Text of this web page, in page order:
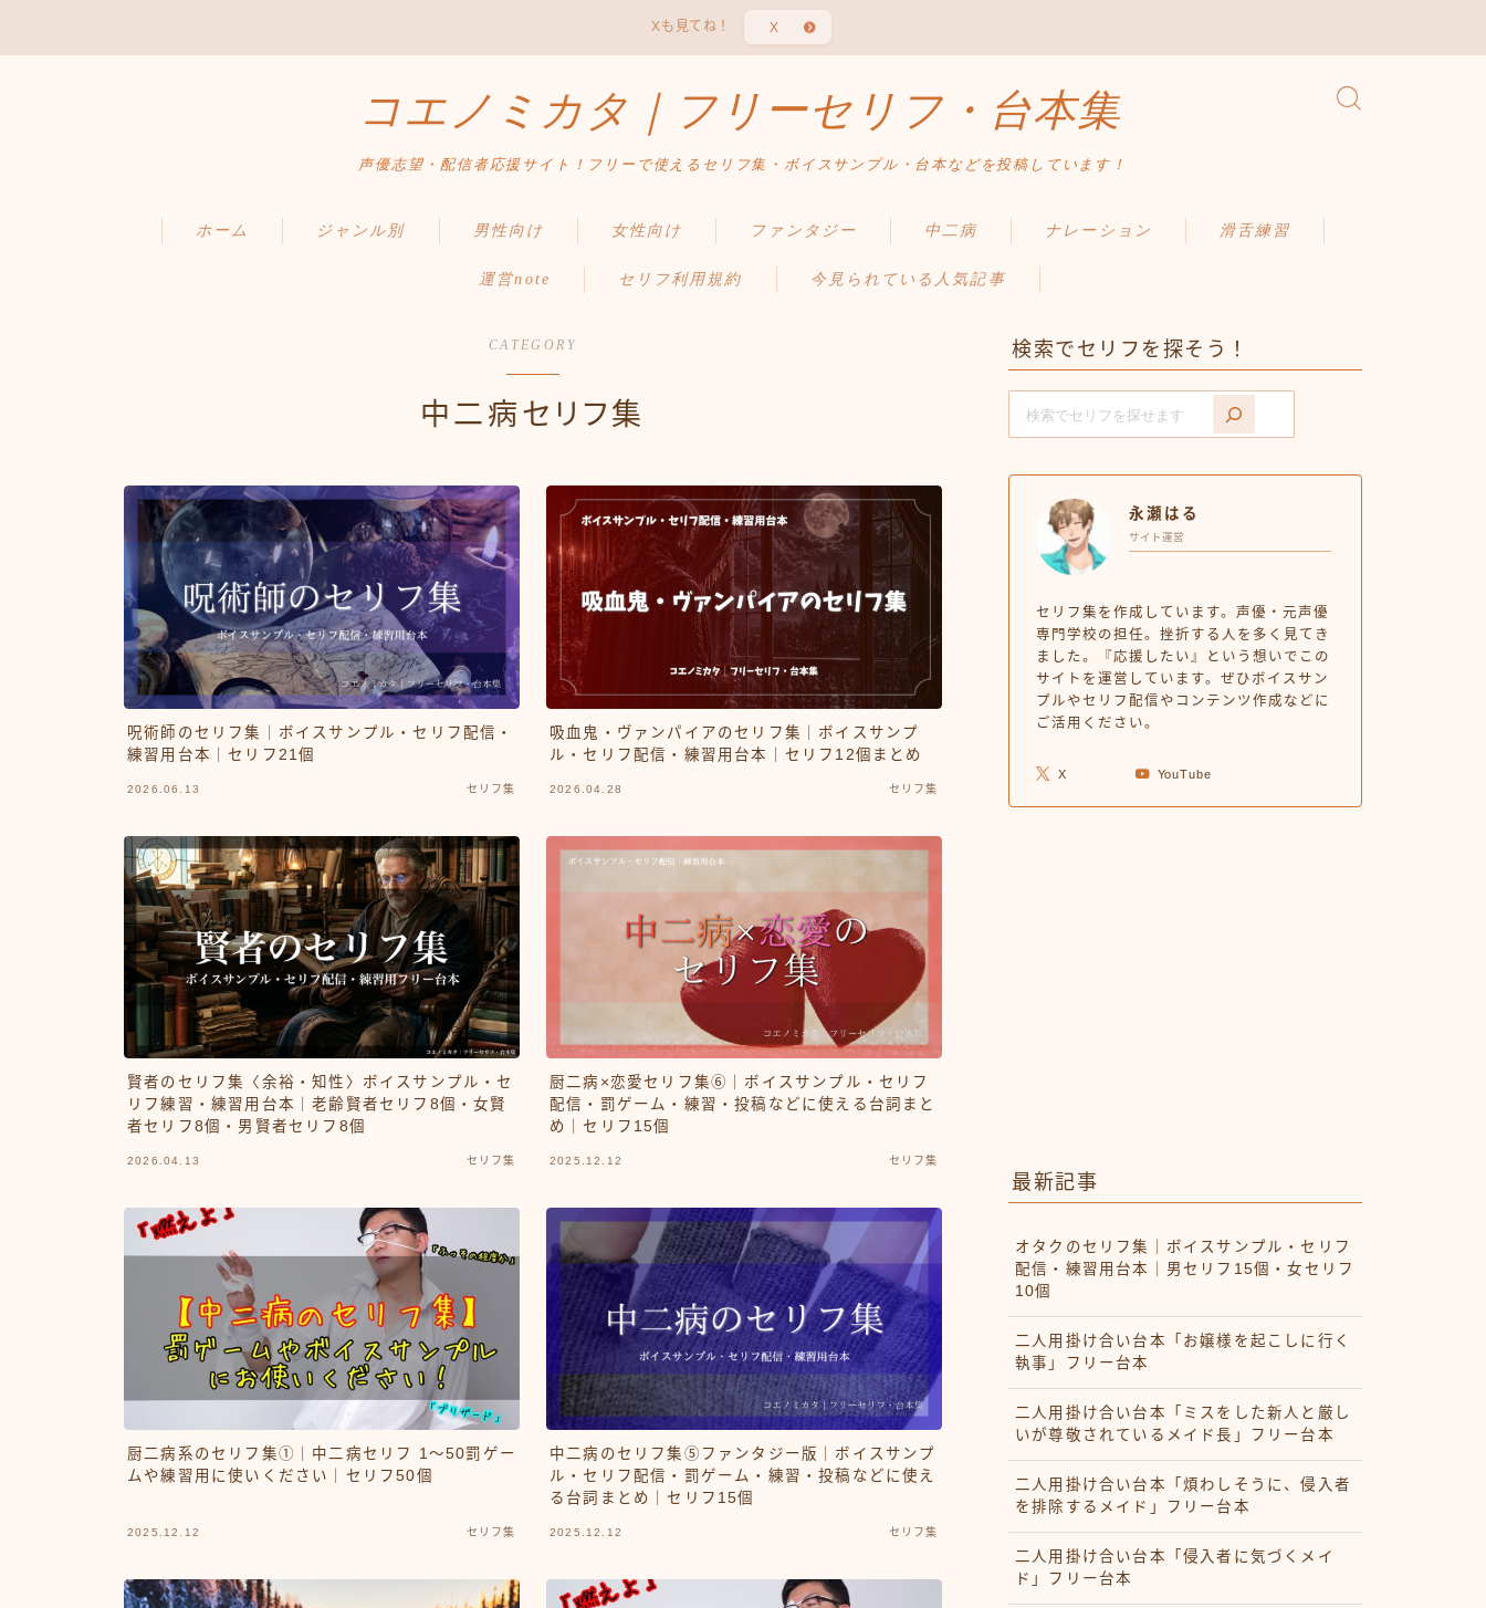
Xも見てね！ X
コエノミカタ｜フリーセリフ・台本集
声優志望・配信者応援サイト！フリーで使えるセリフ集・ボイスサンプル・台本などを投稿しています！
ホーム ジャンル別 男性向け 女性向け ファンタジー 中二病 ナレーション 滑舌練習
運営note セリフ利用規約 今見られている人気記事
CATEGORY
中二病セリフ集
呪術師のセリフ集｜ボイスサンプル・セリフ配信・
練習用台本｜セリフ21個
2026.06.13 セリフ集
吸血鬼・ヴァンパイアのセリフ集｜ボイスサンプ
ル・セリフ配信・練習用台本｜セリフ12個まとめ
2026.04.28 セリフ集
賢者のセリフ集〈余裕・知性〉ボイスサンプル・セ
リフ練習・練習用台本｜老齢賢者セリフ8個・女賢
者セリフ8個・男賢者セリフ8個
2026.04.13 セリフ集
厨二病×恋愛セリフ集⑥｜ボイスサンプル・セリフ
配信・罰ゲーム・練習・投稿などに使える台詞まと
め｜セリフ15個
2025.12.12 セリフ集
厨二病系のセリフ集①｜中二病セリフ 1〜50罰ゲー
ムや練習用に使いください｜セリフ50個
2025.12.12 セリフ集
中二病のセリフ集⑤ファンタジー版｜ボイスサンプ
ル・セリフ配信・罰ゲーム・練習・投稿などに使え
る台詞まとめ｜セリフ15個
2025.12.12 セリフ集
検索でセリフを探そう！
永瀬はる
サイト運営
セリフ集を作成しています。声優・元声優
専門学校の担任。挫折する人を多く見てき
ました。『応援したい』という想いでこの
サイトを運営しています。ぜひボイスサン
プルやセリフ配信やコンテンツ作成などに
ご活用ください。
X YouTube
最新記事
オタクのセリフ集｜ボイスサンプル・セリフ
配信・練習用台本｜男セリフ15個・女セリフ
10個
二人用掛け合い台本「お嬢様を起こしに行く
執事」フリー台本
二人用掛け合い台本「ミスをした新人と厳し
いが尊敬されているメイド長」フリー台本
二人用掛け合い台本「煩わしそうに、侵入者
を排除するメイド」フリー台本
二人用掛け合い台本「侵入者に気づくメイ
ド」フリー台本